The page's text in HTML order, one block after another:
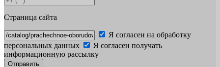
Страница сайта
Я согласен на обработку
персональных данных
Я согласен получать
информационную рассылку
Отправить